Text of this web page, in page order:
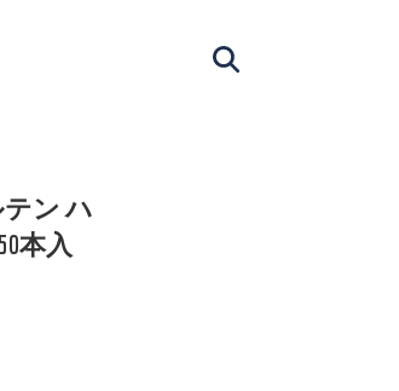
ン ハ
本入